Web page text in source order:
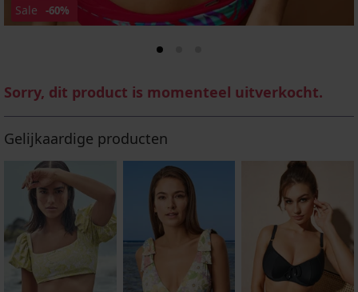
Sale -60%
Sorry, dit product is momenteel uitverkocht.
Gelijkaardige producten